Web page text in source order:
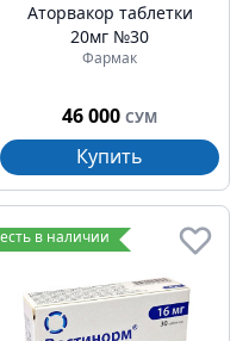
Аторвакор таблетки
20мг №30
Фармак
46 000 СУМ
Купить
есть в наличии